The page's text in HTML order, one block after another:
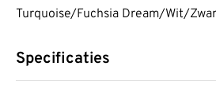
Turquoise/Fuchsia Dream/Wit/
Specificaties